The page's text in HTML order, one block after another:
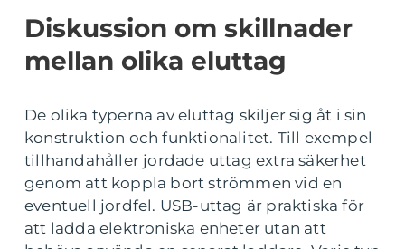
Diskussion om skillnader
mellan olika eluttag
De olika typerna av eluttag skiljer sig åt i sin
konstruktion och funktionalitet. Till exempel
tillhandahåller jordade uttag extra säkerhet
genom att koppla bort strömmen vid en
eventuell jordfel. USB-uttag är praktiska för
att ladda elektroniska enheter utan att